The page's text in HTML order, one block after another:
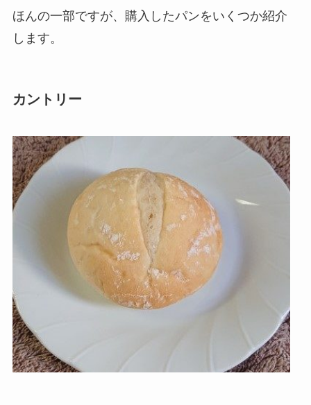
ほんの一部ですが、購入したパンをいくつか紹介
します。
カントリー